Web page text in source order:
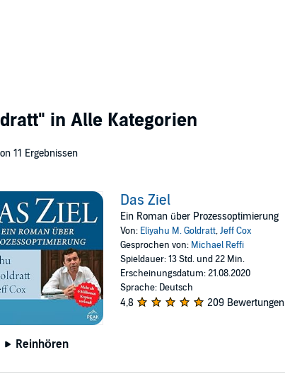
in Alle Kategorien
11 Ergebnissen
Reinhören
Das Ziel
Ein Roman über Prozessoptimierung
Von: Eliyahu M. Goldratt,Jeff Cox
Gesprochen von: Michael Reffi
Spieldauer: 13 Std. und 22 Min.
Erscheinungsdatum: 21.08.2020
Sprache: Deutsch
4,8 209 Bewertungen